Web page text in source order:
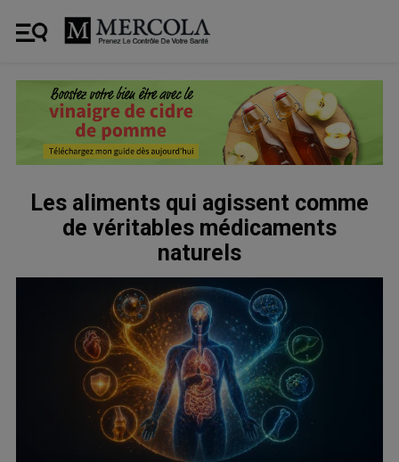
Les aliments qui agissent comme
de véritables médicaments
naturels